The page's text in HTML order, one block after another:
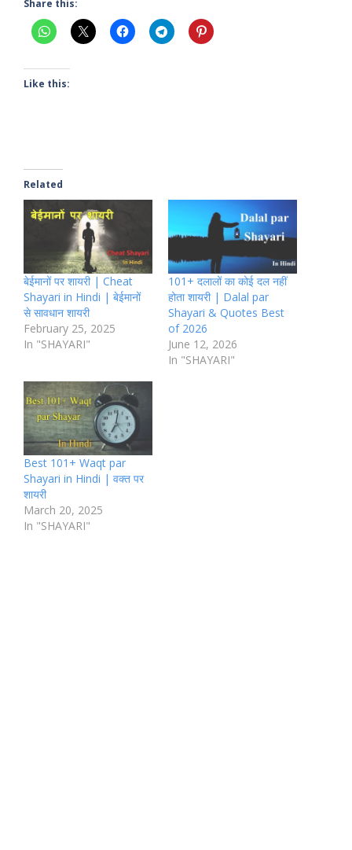
Share this:
Like this:
Related
बेईमानों पर शायरी | Cheat
Shayari in Hindi | बेईमानों
से सावधान शायरी
February 25, 2025
In "SHAYARI"
101+ दलालों का कोई दल नहीं
होता शायरी | Dalal par
Shayari & Quotes Best
of 2026
June 12, 2026
In "SHAYARI"
Best 101+ Waqt par
Shayari in Hindi | वक्त पर
शायरी
March 20, 2025
In "SHAYARI"